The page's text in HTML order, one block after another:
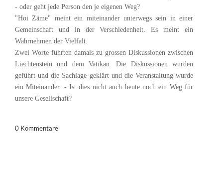
- oder geht jede Person den je eigenen Weg?
"Hoi Zäme" meint ein miteinander unterwegs sein in einer
Gemeinschaft und in der Verschiedenheit. Es meint ein
Wahrnehmen der Vielfalt.
Zwei Worte führten damals zu grossen Diskussionen zwischen
Liechtenstein und dem Vatikan. Die Diskussionen wurden
geführt und die Sachlage geklärt und die Veranstaltung wurde
ein Miteinander. - Ist dies nicht auch heute noch ein Weg für
unsere Gesellschaft?
0 Kommentare